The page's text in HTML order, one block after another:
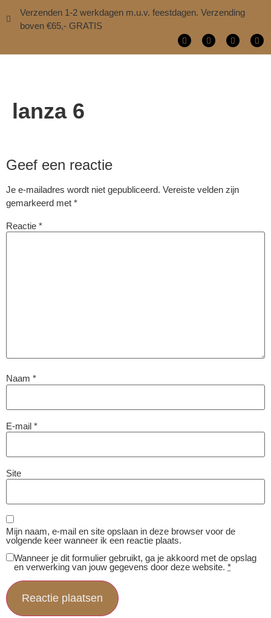
Verzenden 1-2 werkdagen m.u.v. feestdagen. Verzending
boven €65,- GRATIS
lanza 6
Geef een reactie
Je e-mailadres wordt niet gepubliceerd. Vereiste velden zijn
gemarkeerd met *
Reactie *
Naam *
E-mail *
Site
Mijn naam, e-mail en site opslaan in deze browser voor de
volgende keer wanneer ik een reactie plaats.
Wanneer je dit formulier gebruikt, ga je akkoord met de opslag
en verwerking van jouw gegevens door deze website. *